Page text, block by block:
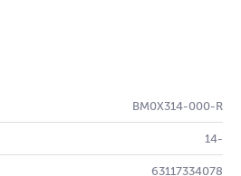
BM0X314-000-R
14-
63117334078